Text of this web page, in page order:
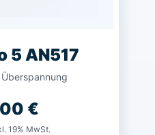
5 AN517
€
19% MwSt.